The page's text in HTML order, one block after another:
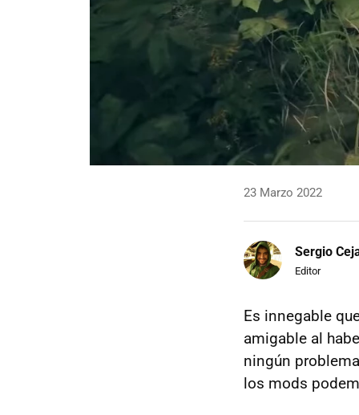
23 Marzo 2022
Sergio
Editor
Es innegable
amigable al
ningún
los mods